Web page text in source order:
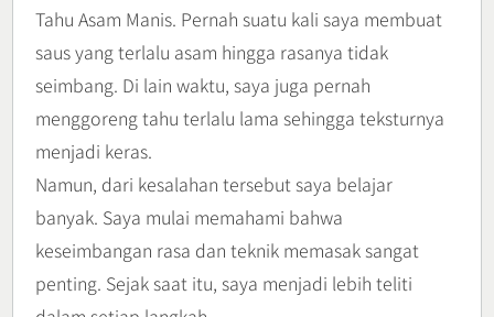
Tahu Asam Manis. Pernah suatu kali saya membuat
saus yang terlalu asam hingga rasanya tidak
seimbang. Di lain waktu, saya juga pernah
menggoreng tahu terlalu lama sehingga teksturnya
menjadi keras.
Namun, dari kesalahan tersebut saya belajar
banyak. Saya mulai memahami bahwa
keseimbangan rasa dan teknik memasak sangat
penting. Sejak saat itu, saya menjadi lebih teliti